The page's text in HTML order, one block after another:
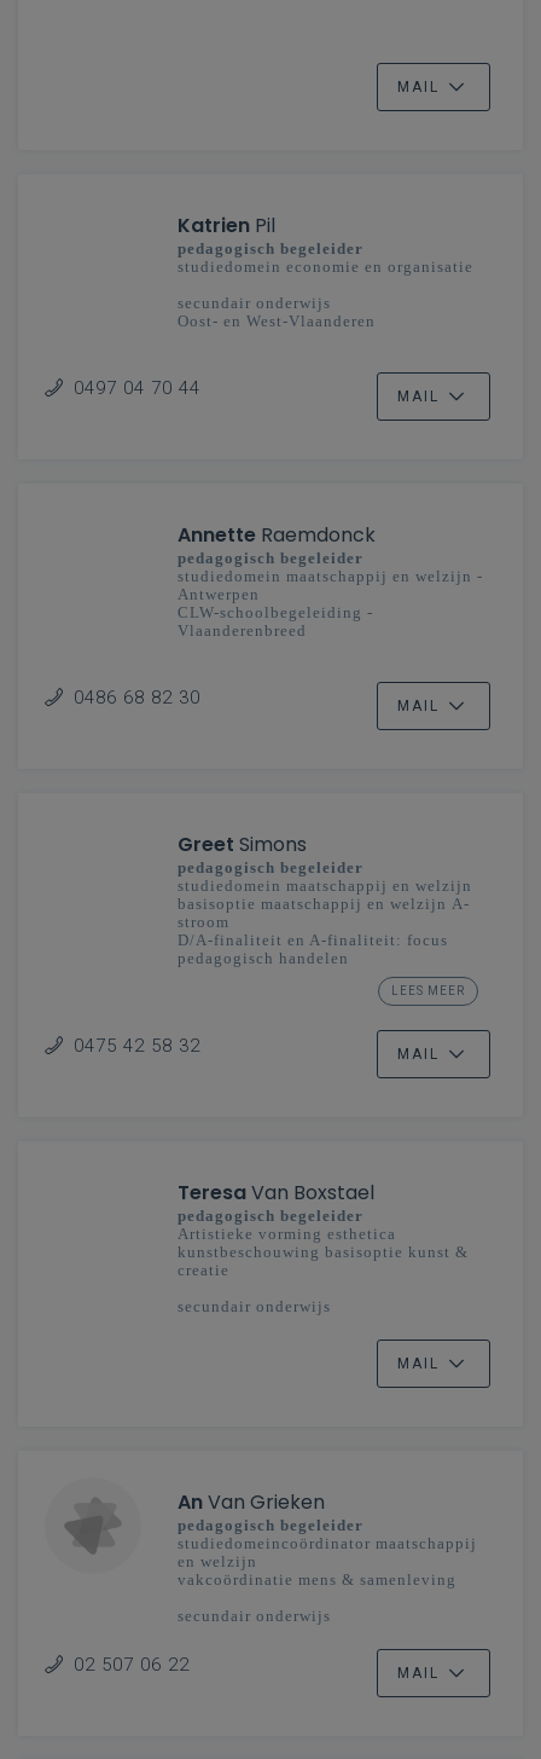
MAIL
Katrien Pil
pedagogisch begeleider
studiedomein economie en organisatie
secundair onderwijs
Oost- en West-Vlaanderen
0497 04 70 44 MAIL
Annette Raemdonck
pedagogisch begeleider
studiedomein maatschappij en welzijn -
Antwerpen
CLW-schoolbegeleiding -
Vlaanderenbreed
0486 68 82 30 MAIL
Greet Simons
pedagogisch begeleider
studiedomein maatschappij en welzijn
basisoptie maatschappij en welzijn A-
stroom
D/A-finaliteit en A-finaliteit: focus
pedagogisch handelen
LEES MEER
0475 42 58 32 MAIL
TeresaVan Boxstael
pedagogisch begeleider
Artistieke vorming esthetica
kunstbeschouwing basisoptie kunst &
creatie
secundair onderwijs
Vlaanderen, West-Vlaanderen
MAIL
AnVan Grieken
pedagogisch begeleider
studiedomeincoördinator maatschappij
en welzijn
vakcoördinatie mens & samenleving
secundair onderwijs
02 507 06 22 MAIL